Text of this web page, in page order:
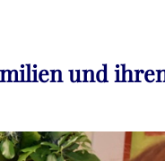
und